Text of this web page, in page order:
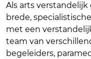
Als arts
brede,
met een
team van
begeleiders,